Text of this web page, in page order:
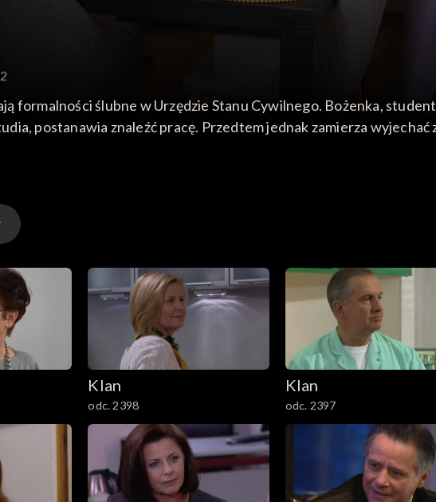
formalności ślubne w Urzędzie Stanu Cywilnego. Bożenka,
znaleźć pracę. Przedtem jednak zamierza wyjechać z Błażejem na wakacje. Tymczasem
Klan
odc. 2398
Klan
odc. 2397